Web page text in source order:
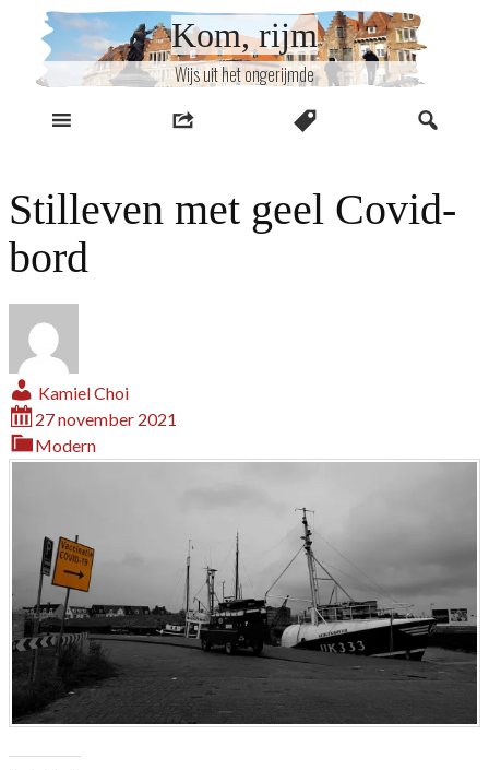
inhoud
Kom, rijm
Wijs uit het ongerijmde
Stilleven met geel Covid-
bord
Kamiel Choi
27 november 2021
Modern